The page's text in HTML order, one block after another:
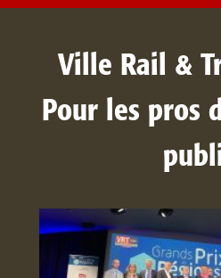
Ville Rail &
Pour les pros